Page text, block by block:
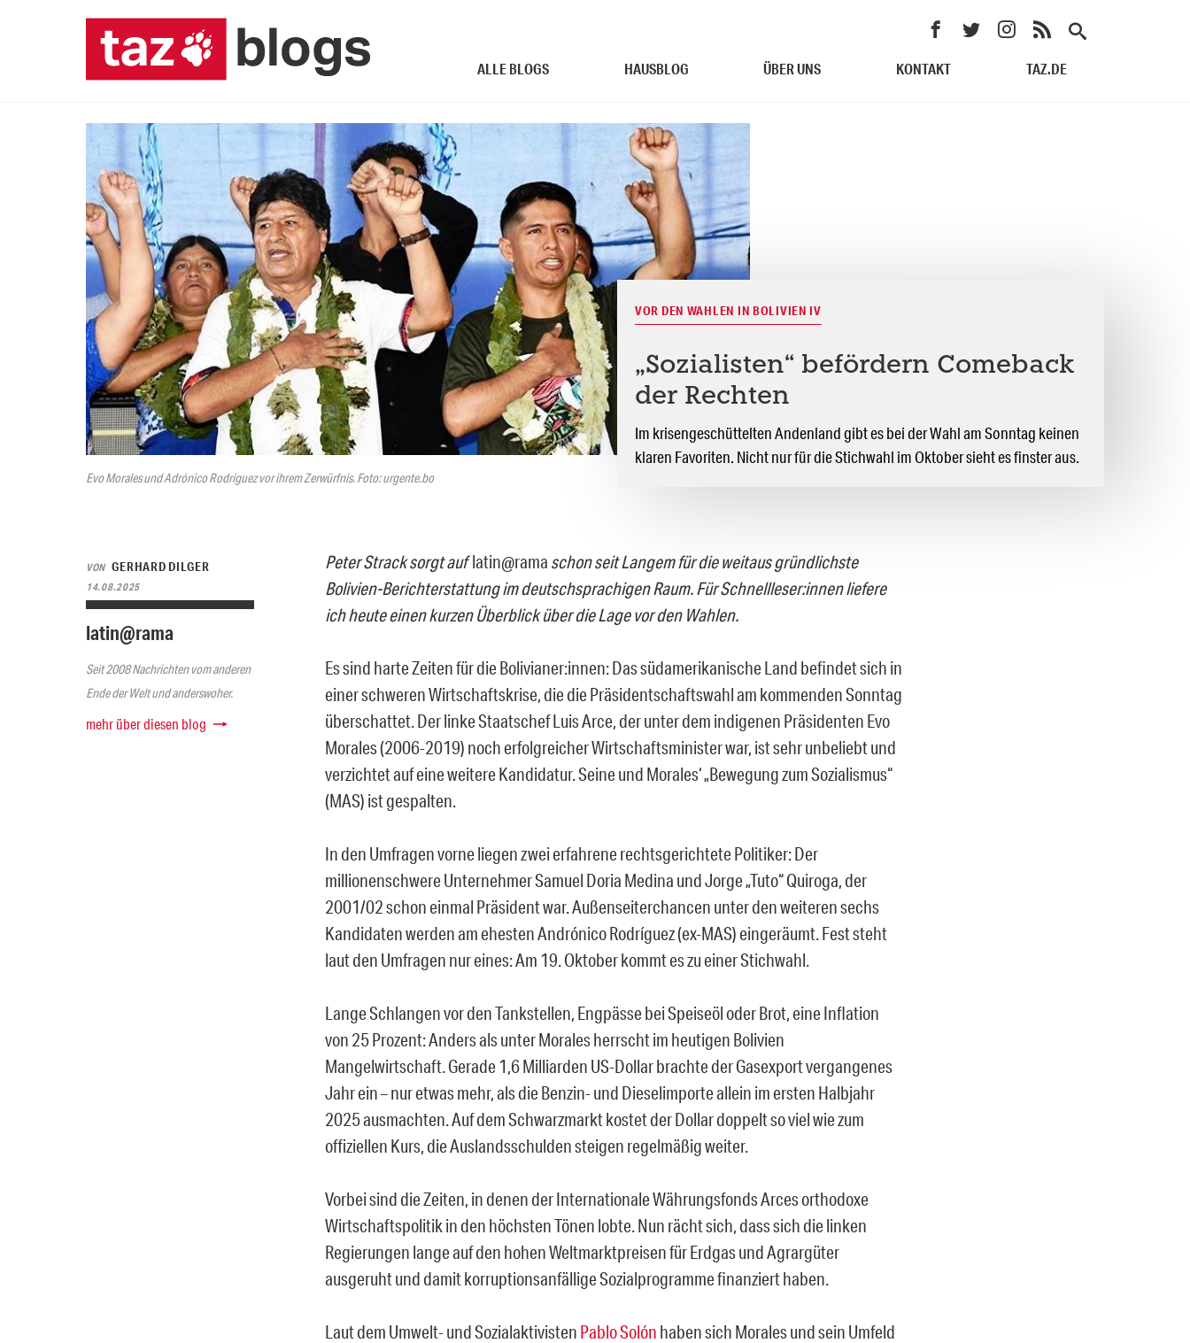
ALLE BLOGS HAUSBLOG ÜBER UNS KONTAKT TAZ.DE
Evo Morales und Adrónico Rodríguez vor ihrem Zerwürfnis. Foto: urgente.bo
VOR DEN WAHLEN IN BOLIVIEN IV
„Sozialisten“ befördern Comeback
der Rechten
Im krisengeschüttelten Andenland gibt es bei der Wahl am Sonntag keinen
klaren Favoriten. Nicht nur für die Stichwahl im Oktober sieht es finster aus.
VON GERHARD DILGER
14.08.2025
latin@rama
Seit 2008 Nachrichten vom anderen
Ende der Welt und anderswoher.
mehr über diesen blog
Peter Strack sorgt auflatin@rama schon seit Langem für die weitaus gründlichste
Bolivien-Berichterstattung im deutschsprachigen Raum. Für Schnellleser:innen liefere
ich heute einen kurzen Überblick über die Lage vor den Wahlen.
Es sind harte Zeiten für die Bolivianer:innen: Das südamerikanische Land befindet sich in
einer schweren Wirtschaftskrise, die die Präsidentschaftswahl am kommenden Sonntag
überschattet. Der linke Staatschef Luis Arce, der unter dem indigenen Präsidenten Evo
Morales (2006-2019) noch erfolgreicher Wirtschaftsminister war, ist sehr unbeliebt und
verzichtet auf eine weitere Kandidatur. Seine und Morales‘ „Bewegung zum Sozialismus“
(MAS) ist gespalten.
In den Umfragen vorne liegen zwei erfahrene rechtsgerichtete Politiker: Der
millionenschwere Unternehmer Samuel Doria Medina und Jorge „Tuto“ Quiroga, der
2001/02 schon einmal Präsident war. Außenseiterchancen unter den weiteren sechs
Kandidaten werden am ehesten Andrónico Rodríguez (ex-MAS) eingeräumt. Fest steht
laut den Umfragen nur eines: Am 19. Oktober kommt es zu einer Stichwahl.
Lange Schlangen vor den Tankstellen, Engpässe bei Speiseöl oder Brot, eine Inflation
von 25 Prozent: Anders als unter Morales herrscht im heutigen Bolivien
Mangelwirtschaft. Gerade 1,6 Milliarden US-Dollar brachte der Gasexport vergangenes
Jahr ein – nur etwas mehr, als die Benzin- und Dieselimporte allein im ersten Halbjahr
2025 ausmachten. Auf dem Schwarzmarkt kostet der Dollar doppelt so viel wie zum
offiziellen Kurs, die Auslandsschulden steigen regelmäßig weiter.
Vorbei sind die Zeiten, in denen der Internationale Währungsfonds Arces orthodoxe
Wirtschaftspolitik in den höchsten Tönen lobte. Nun rächt sich, dass sich die linken
Regierungen lange auf den hohen Weltmarktpreisen für Erdgas und Agrargüter
ausgeruht und damit korruptionsanfällige Sozialprogramme finanziert haben.
Laut dem Umwelt- und Sozialaktivisten Pablo Solón haben sich Morales und sein Umfeld